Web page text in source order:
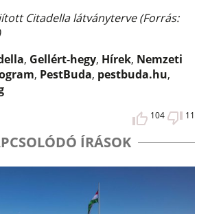
Citadella látványterve (Forrás:
, Gellért-hegy, Hírek, Nemzeti
, PestBuda, pestbuda.hu,
104 11
ÍRÁSOK